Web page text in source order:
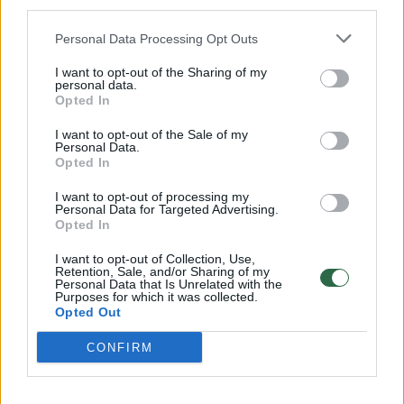
Personal Data Processing Opt Outs
I want to opt-out of the Sharing of my
personal data.
Opted In
I want to opt-out of the Sale of my
Personal Data.
Opted In
I want to opt-out of processing my
Personal Data for Targeted Advertising.
Opted In
I want to opt-out of Collection, Use,
Retention, Sale, and/or Sharing of my
Personal Data that Is Unrelated with the
Purposes for which it was collected.
Opted Out
CONFIRM
32 laipsnių šilumos
Žinios | Orai
V. Zalužno pasisakymą laiko bandymu įsitvirtinti
Ukrainos politikoje: jis yra neteisus
Laidos | Nauja diena
00:00:57
Sinoptikai atsakė, kokiais orais užbaigsime darbo
Žinios | Orai
Visi įrašai